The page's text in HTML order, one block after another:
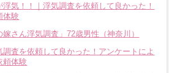
気！！｜浮気調査を依頼して良かった！
体験
さん浮気調査」72歳男性（神奈川）
査を依頼して良かった！アンケートによ
頼体験